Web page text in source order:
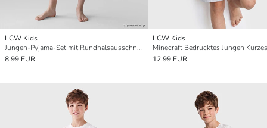
LCW Kids
Jungen-Pyjama-Set mit Rundhalsausschnitt und Print
8.99 EUR
LCW Kids
12.99 EUR